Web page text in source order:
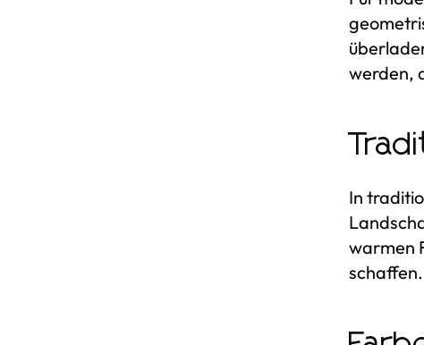
werden,
In
warmen
schaffen.